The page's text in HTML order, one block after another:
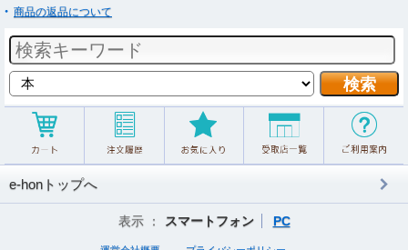
商品の返品について
e-honトップへ
表示 ： スマートフォン PC